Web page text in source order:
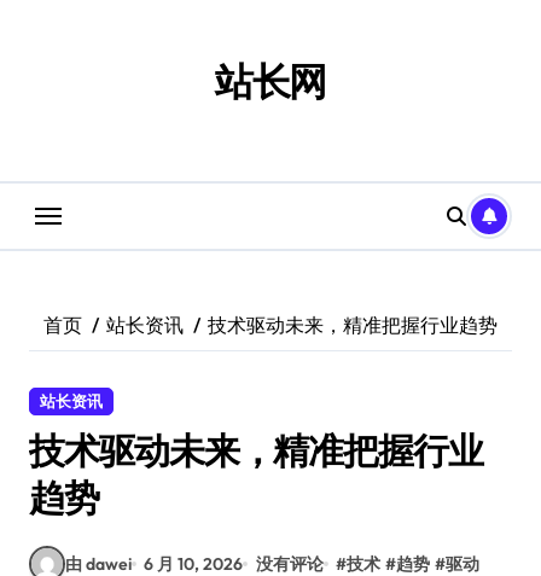
站长网
首页 站长资讯 技术驱动未来，精准把握行业趋势
站长资讯
技术驱动未来，精准把握行业
趋势
由 dawei 6 月 10, 2026 没有评论 #技术 #趋势 #驱动